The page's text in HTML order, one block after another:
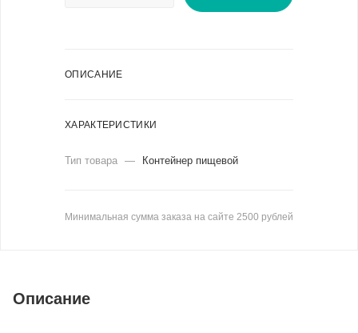
ОПИСАНИЕ
ХАРАКТЕРИСТИКИ
Тип товара — Контейнер пищевой
Минимальная сумма заказа на сайте 2500 рублей
Описание